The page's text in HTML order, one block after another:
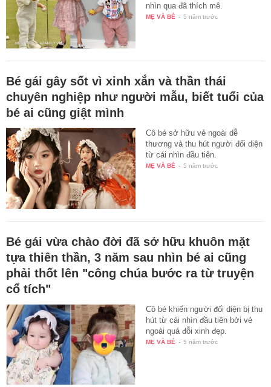
nhìn qua đã thích mê.
MẸ VÀ BÉ - 5 năm trước
Bé gái gây sốt vì xinh xắn và thần thái
chuyên nghiệp như người mẫu, biết tuổi của
bé ai cũng giật mình
Cô bé sở hữu vẻ ngoài dễ
thương và thu hút người đối diện
từ cái nhìn đầu tiên.
MẸ VÀ BÉ - 5 năm trước
Bé gái vừa chào đời đã sở hữu khuôn mặt
tựa thiên thần, 3 năm sau nhìn bé ai cũng
phải thốt lên "công chúa bước ra từ truyện
cổ tích"
Cô bé khiến người đối diện bị thu
hút từ cái nhìn đầu tiên bởi vẻ
ngoài quá đỗi xinh đẹp.
MẸ VÀ BÉ - 5 năm trước